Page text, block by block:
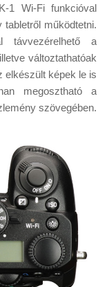
1 Wi-Fi funkcióval
működtetni.
távvezérelhető a
változtathatóak
elkészült képek le is
megosztható a
szövegében.